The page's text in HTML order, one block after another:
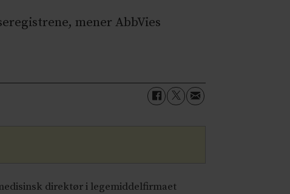
mener AbbVies
direktør i legemiddelfirmaet